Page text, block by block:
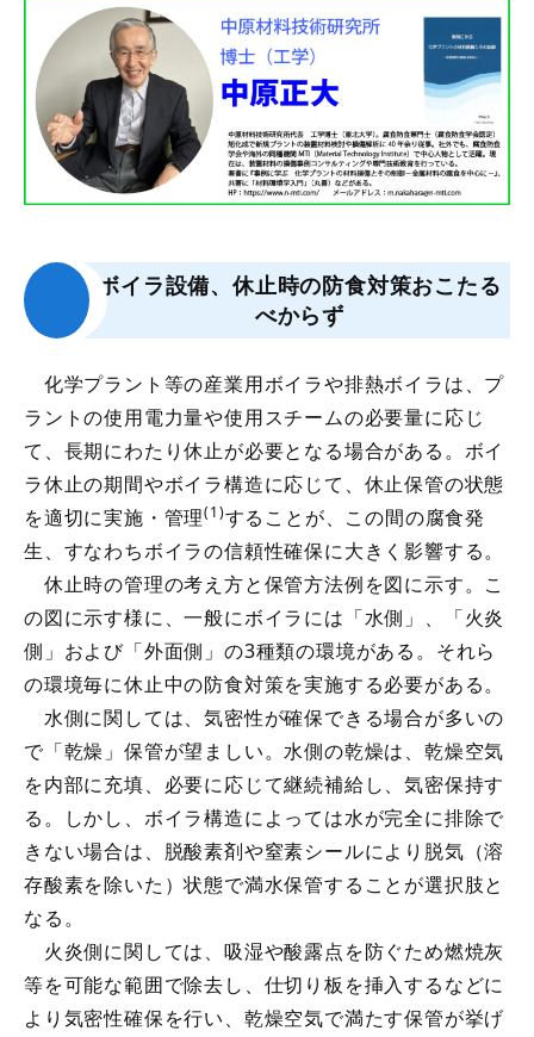
ボイラ設備、休止時の防食対策おこたる
べからず
化学プラント等の産業用ボイラや排熱ボイラは、プ
ラントの使用電力量や使用スチームの必要量に応じ
て、長期にわたり休止が必要となる場合がある。ボイ
ラ休止の期間やボイラ構造に応じて、休止保管の状態
を適切に実施・管理(1)することが、この間の腐食発
生、すなわちボイラの信頼性確保に大きく影響する。
休止時の管理の考え方と保管方法例を図に示す。こ
の図に示す様に、一般にボイラには「水側」、「火炎
側」および「外面側」の3種類の環境がある。それら
の環境毎に休止中の防食対策を実施する必要がある。
水側に関しては、気密性が確保できる場合が多いの
で「乾燥」保管が望ましい。水側の乾燥は、乾燥空気
を内部に充填、必要に応じて継続補給し、気密保持す
る。しかし、ボイラ構造によっては水が完全に排除で
きない場合は、脱酸素剤や窒素シールにより脱気（溶
存酸素を除いた）状態で満水保管することが選択肢と
なる。
火炎側に関しては、吸湿や酸露点を防ぐため燃焼灰
等を可能な範囲で除去し、仕切り板を挿入するなどに
より気密性確保を行い、乾燥空気で満たす保管が挙げ